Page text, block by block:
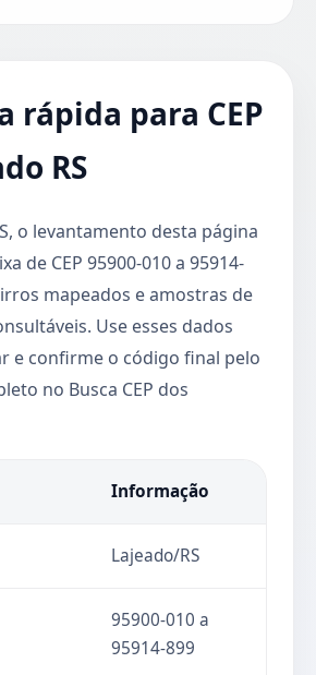
rápida para CEP
RS
o levantamento desta página
de CEP 95900-010 a 95914-
mapeados e amostras de
Use esses dados
e confirme o código final pelo
no Busca CEP dos
Informação
Lajeado/RS
95900-010 a
95914-899